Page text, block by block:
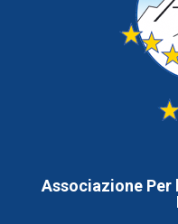
Associazione